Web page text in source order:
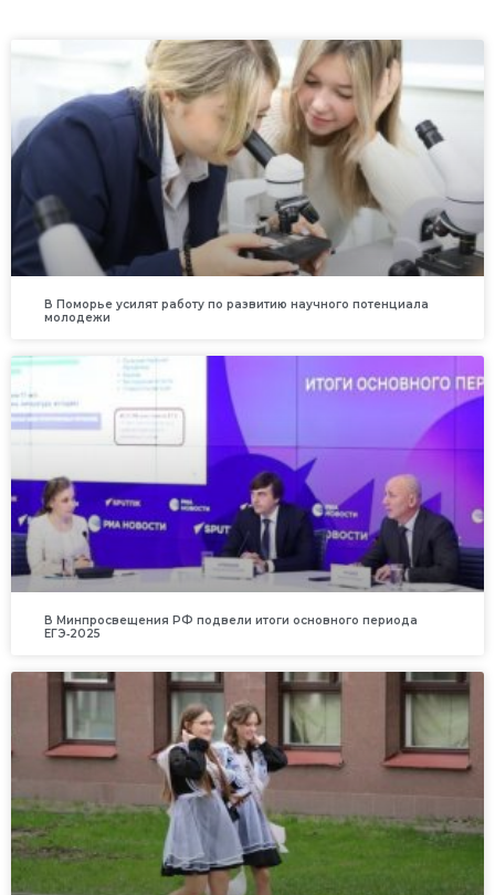
В Поморье усилят работу по развитию научного потенциала
молодежи
В Минпросвещения РФ подвели итоги основного периода
ЕГЭ‑2025